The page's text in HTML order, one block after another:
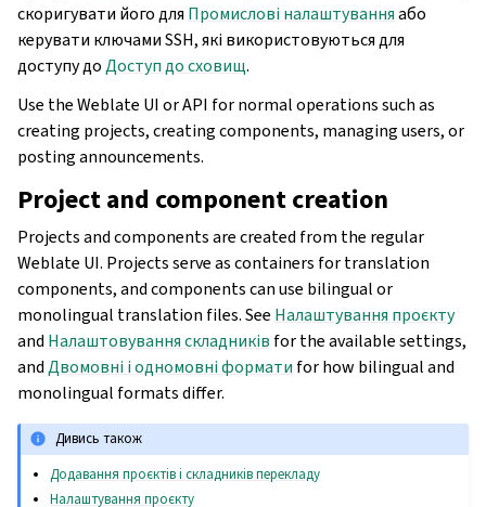
скоригувати його для Промислові налаштуванняабо
керувати ключами SSH, які використовуються для
доступу доДоступ до сховищ.
Use the Weblate UI or API for normal operations such as
creating projects, creating components, managing users, or
posting announcements.
Project and component creation
Projects and components are created from the regular
Weblate UI. Projects serve as containers for translation
components, and components can use bilingual or
monolingual translation files. See Налаштування проєкту
and Налаштовування складників for the available settings,
andДвомовні і одномовні формати for how bilingual and
monolingual formats differ.
Дивись також
Додавання проєктів і складників перекладу
Налаштування проєкту